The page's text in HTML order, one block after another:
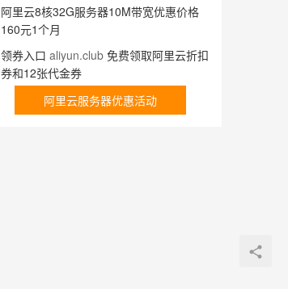
阿里云8核32G服务器10M带宽优惠价格
160元1个月
领券入口 aliyun.club 免费领取阿里云折扣
券和12张代金券
阿里云服务器优惠活动